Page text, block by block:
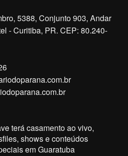
5388, Conjunto 903, Andar
- Curitiba, PR. CEP: 80.240-
terá casamento ao vivo,
shows e conteúdos
em Guaratuba